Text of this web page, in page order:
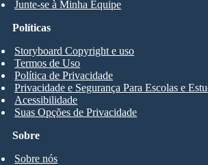
Junte-se à Minha Equipe
Sobre
Sobre nós
Políticas
Storyboard Copyright e uso
Termos de Uso
Política de Privacidade
Privacidade e Segurança Para Escolas e
Acessibilidade
Suas Opções de Privacidade